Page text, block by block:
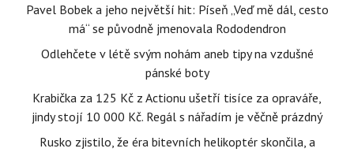
Pavel Bobek a jeho největší hit: Píseň „Veď mě dál, cesto
má“ se původně jmenovala Rododendron
Odlehčete v létě svým nohám aneb tipy na vzdušné
pánské boty
Krabička za 125 Kč z Actionu ušetří tisíce za opraváře,
jindy stojí 10 000 Kč. Regál s nářadím je věčně prázdný
Rusko zjistilo, že éra bitevních helikoptér skončila, a